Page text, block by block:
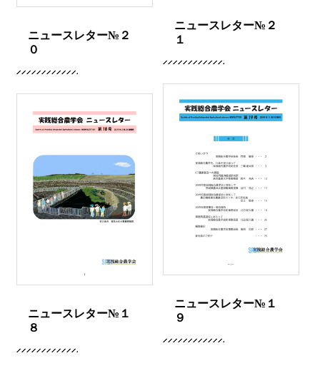
ニュースレター№２
１
ニュースレター№２
０
ニュースレター№１
９
ニュースレター№１
８